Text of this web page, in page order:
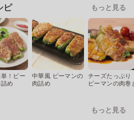
ピ もっと見る
！ピー
め
中華風 ピーマンの
肉詰め
チーズたっぷり
ピーマンの肉巻
もっと見る